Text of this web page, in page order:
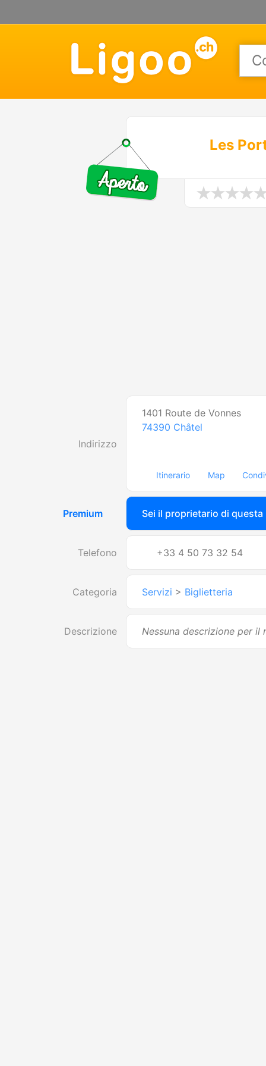
Les
Indirizzo
1401 Route de Vonnes
74390 Châtel
Itinerario Map
Premium Sei il proprietario di
Telefono +33 4 50 73 32 54
Categoria Servizi > Biglietteria
Descrizione Nessuna descrizione per il